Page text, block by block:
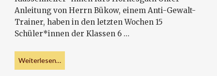
Anleitung von Herrn Bükow, einem Anti-Gewalt-
Trainer, haben in den letzten Wochen 15
Schüler*innen der Klassen 6 …
Weiterlesen…